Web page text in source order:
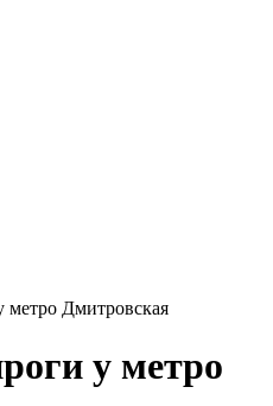
метро Дмитровская
у метро